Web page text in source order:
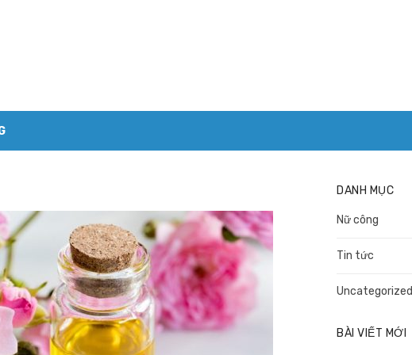
DANH MỤC
Nữ công
Tin tức
Uncategorized
BÀI VIẾT MỚI